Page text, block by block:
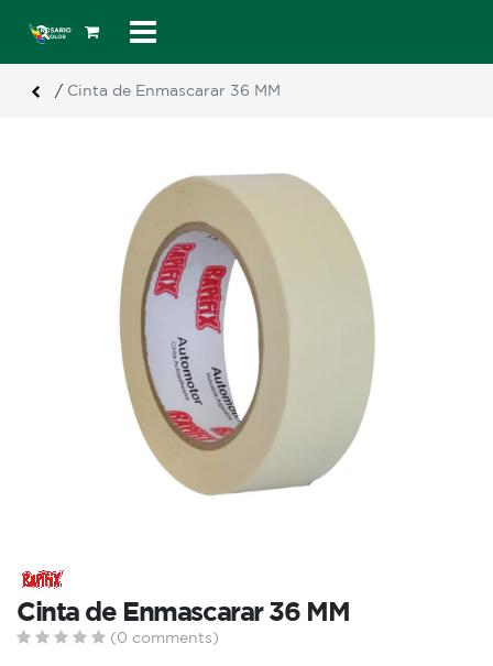
/ Cinta de Enmascarar 36 MM
Cinta de Enmascarar 36 MM
(0 comments)